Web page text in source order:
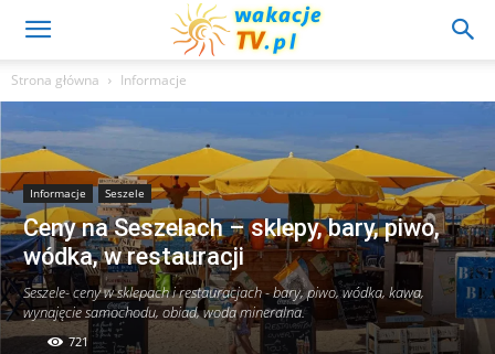
Strona główna Informacje
Informacje Seszele
Ceny na Seszelach – sklepy, bary, piwo,
wódka, w restauracji
Seszele- ceny w sklepach i restauracjach - bary, piwo, wódka, kawa,
wynajęcie samochodu, obiad, woda mineralna.
721